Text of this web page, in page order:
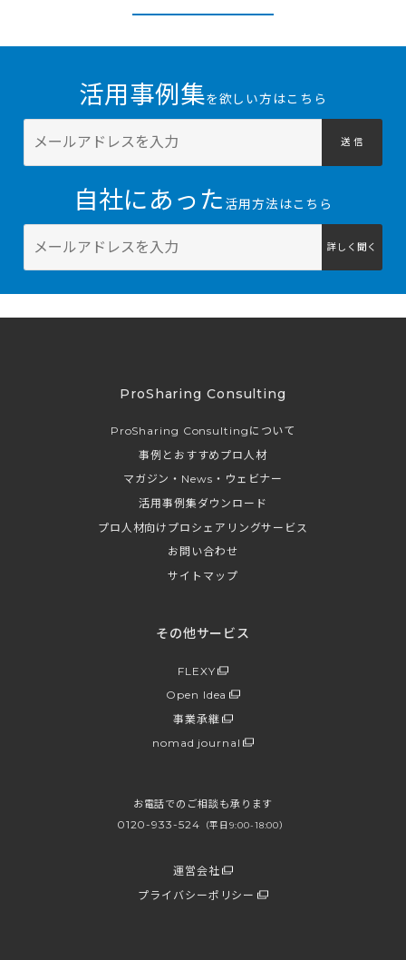
活用事例集を欲しい方はこちら
送 信
自社にあった 活用方法はこちら
詳しく聞く
ProSharing Consulting
ProSharing Consultingについて
事例とおすすめプロ人材
マガジン・News・ウェビナー
活用事例集ダウンロード
プロ人材向けプロシェアリングサービス
お問い合わせ
サイトマップ
その他サービス
FLEXY
Open Idea
事業承継
nomad journal
お電話でのご相談も承ります
0120-933-524 （平日9:00-18:00）
運営会社
プライバシーポリシー